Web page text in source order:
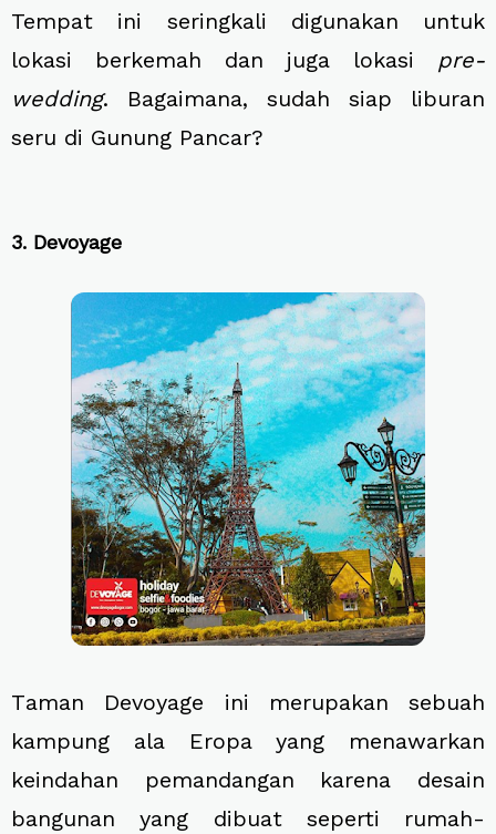
Tempat ini seringkali digunakan untuk
lokasi berkemah dan juga lokasi pre-
wedding. Bagaimana, sudah siap liburan
seru di Gunung Pancar?
3. Devoyage
Taman Devoyage ini merupakan sebuah
kampung ala Eropa yang menawarkan
keindahan pemandangan karena desain
bangunan yang dibuat seperti rumah-